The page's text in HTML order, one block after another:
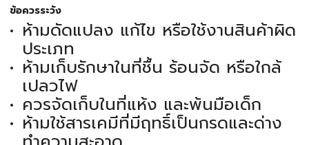
ข้อควรระวัง
ห้ามดัดแปลง แก้ไข หรือใช้งานสินค้าผิด
ประเภท
ห้ามเก็บรักษาในที่ชื้น ร้อนจัด หรือใกล้
เปลวไฟ
ควรจัดเก็บในที่แห้ง และพ้นมือเด็ก
ห้ามใช้สารเคมีที่มีฤทธิ์เป็นกรดและด่าง